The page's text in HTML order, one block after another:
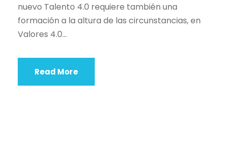
nuevo Talento 4.0 requiere también una
formación a la altura de las circunstancias, en
Valores 4.0...
Read More